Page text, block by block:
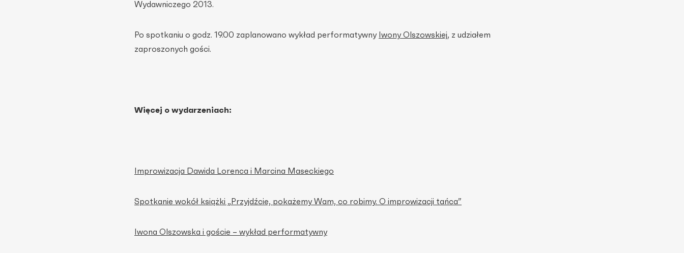
Wydawniczego 2013.
Po spotkaniu o godz. 19.00 zaplanowano wykład performatywny Iwony Olszowskiej, z udziałem
zaproszonych gości.
Więcej o wydarzeniach:
Improwizacja Dawida Lorenca i Marcina Maseckiego
Spotkanie wokół książki „Przyjdźcie, pokażemy Wam, co robimy. O improwizacji tańca”
Iwona Olszowska i goście – wykład performatywny